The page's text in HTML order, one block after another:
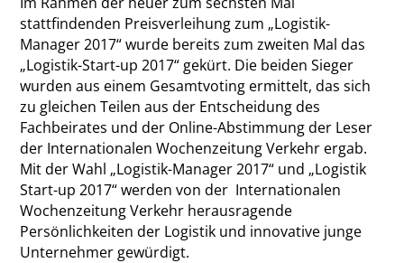
stattfindenden Preisverleihung zum „Logistik-
Manager 2017“ wurde bereits zum zweiten Mal das
„Logistik-Start-up 2017“ gekürt. Die beiden Sieger
wurden aus einem Gesamtvoting ermittelt, das sich
zu gleichen Teilen aus der Entscheidung des
Fachbeirates und der Online-Abstimmung der Leser
der Internationalen Wochenzeitung Verkehr ergab.
Mit der Wahl „Logistik-Manager 2017“ und „Logistik
Start-up 2017“ werden von der Internationalen
Wochenzeitung Verkehr herausragende
Persönlichkeiten der Logistik und innovative junge
Unternehmer gewürdigt.